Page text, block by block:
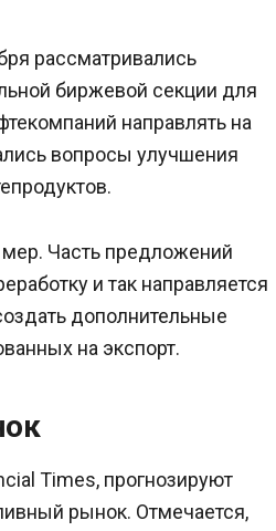
рассматривались
биржевой секции для
направлять на
вопросы улучшения
Часть предложений
и так направляется
дополнительные
на экспорт.
Times, прогнозируют
рынок. Отмечается,